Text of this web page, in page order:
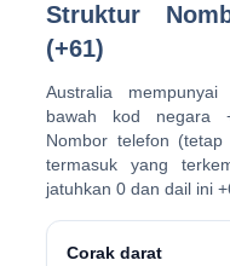
Struktur
(+61)
Australia mempunyai
bawah kod negara
Nombor telefon
termasuk yang
jatuhkan 0 dan dail ini
Corak darat